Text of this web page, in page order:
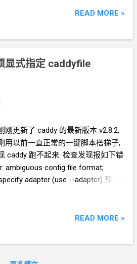
READ MORE »
显式指定 caddyfile
刚更新了 caddy 的最新版本 v2.8.2,
用以前一直正常的一键脚本搭梯子,
caddy 跑不起来. 检查发现报如下错
ambiguous config file format;
adapter (use --adapter) 那么,
READ MORE »